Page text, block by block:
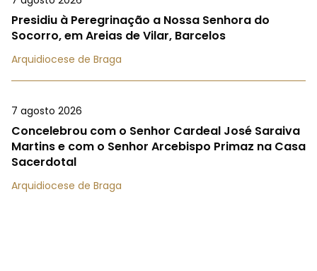
Presidiu à Peregrinação a Nossa Senhora do
Socorro, em Areias de Vilar, Barcelos
Arquidiocese de Braga
7 agosto 2026
Concelebrou com o Senhor Cardeal José Saraiva
Martins e com o Senhor Arcebispo Primaz na Casa
Sacerdotal
Arquidiocese de Braga